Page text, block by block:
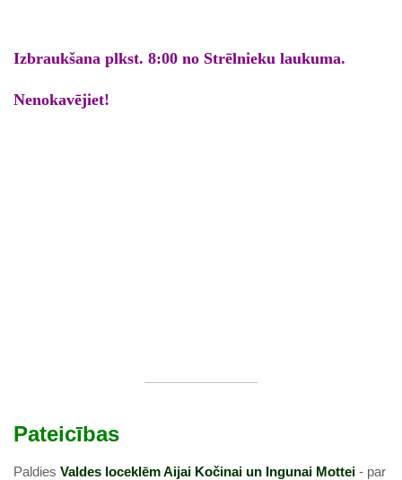
Izbraukšana plkst. 8:00 no Strēlnieku laukuma.
Nenokavējiet!
Pateicības
Paldies Valdes loceklēm Aijai Kočinai un Ingunai Mottei - par